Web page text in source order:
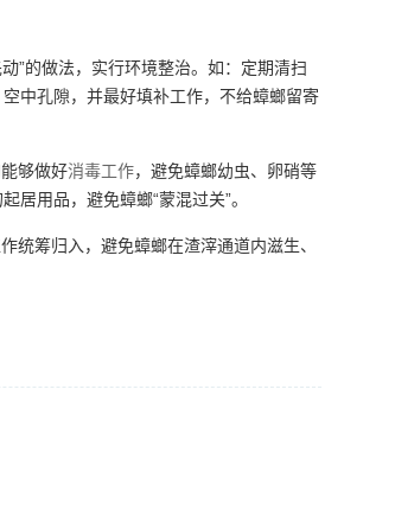
”的做法，实行环境整治。如：定期清扫
中孔隙，并最好填补工作，不给蟑螂留寄
够做好消毒工作，避免蟑螂幼虫、卵硝等
用品，避免蟑螂“蒙混过关”。
筹归入，避免蟑螂在渣滓通道内滋生、